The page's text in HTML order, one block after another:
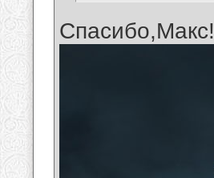
Спасибо,Макс!